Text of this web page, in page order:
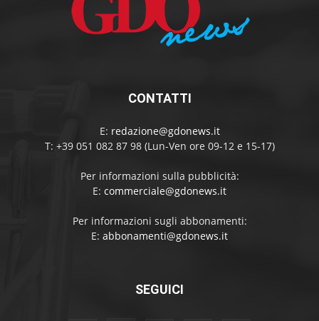
CONTATTI
E: redazione@gdonews.it
T: +39 051 082 87 98 (Lun-Ven ore 09-12 e 15-17)
Per informazioni sulla pubblicità:
E: commerciale@gdonews.it
Per informazioni sugli abbonamenti:
E: abbonamenti@gdonews.it
SEGUICI